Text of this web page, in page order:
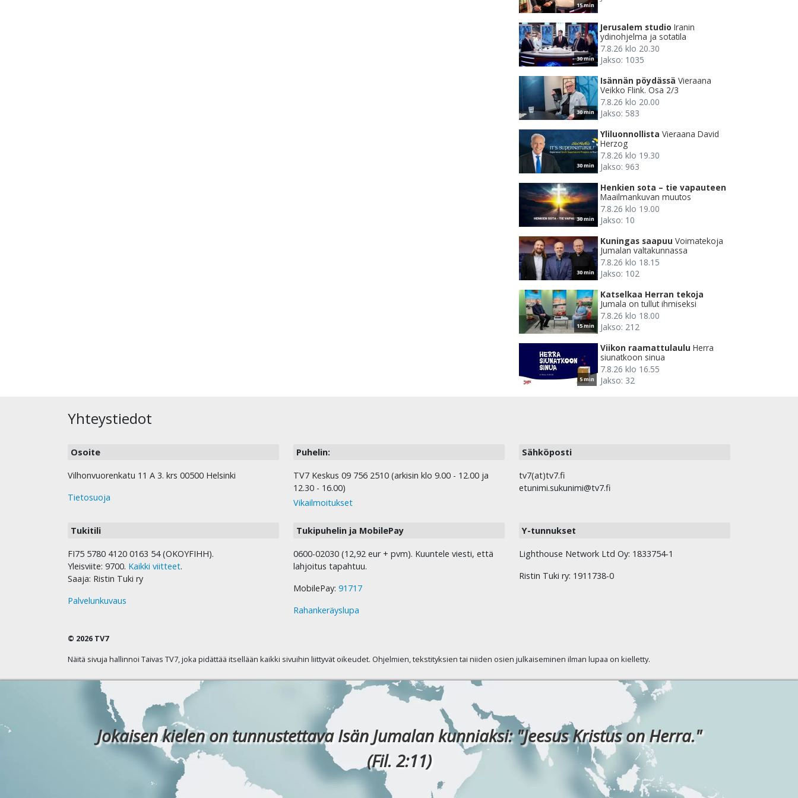
15 min
30 min
Jerusalem studio Iranin
ydinohjelma ja sotatila
7.8.26 klo 20.30
Jakso: 1035
30 min
Isännän pöydässä Vieraana
Veikko Flink. Osa 2/3
7.8.26 klo 20.00
Jakso: 583
30 min
Yliluonnollista Vieraana David
Herzog
7.8.26 klo 19.30
Jakso: 963
30 min
Henkien sota – tie vapauteen
Maailmankuvan muutos
7.8.26 klo 19.00
Jakso: 10
30 min
Kuningas saapuu Voimatekoja
Jumalan valtakunnassa
7.8.26 klo 18.15
Jakso: 102
15 min
Katselkaa Herran tekoja
Jumala on tullut ihmiseksi
7.8.26 klo 18.00
Jakso: 212
5 min
Viikon raamattulaulu Herra
siunatkoon sinua
7.8.26 klo 16.55
Jakso: 32
Yhteystiedot
Osoite
Vilhonvuorenkatu 11 A 3. krs 00500 Helsinki
Tietosuoja
Puhelin:
TV7 Keskus 09 756 2510 (arkisin klo 9.00 - 12.00 ja
12.30 - 16.00)
Vikailmoitukset
Sähköposti
tv7(at)tv7.fi
etunimi.sukunimi@tv7.fi
Tukitili
FI75 5780 4120 0163 54 (OKOYFIHH).
Yleisviite: 9700. Kaikki viitteet.
Saaja: Ristin Tuki ry
Palvelunkuvaus
Tukipuhelin ja MobilePay
0600-02030 (12,92 eur + pvm). Kuuntele viesti, että
lahjoitus tapahtuu.
MobilePay: 91717
Rahankeräyslupa
Y-tunnukset
Lighthouse Network Ltd Oy: 1833754-1
Ristin Tuki ry: 1911738-0
© 2026 TV7
Näitä sivuja hallinnoi Taivas TV7, joka pidättää itsellään kaikki sivuihin liittyvät oikeudet. Ohjelmien, tekstityksien tai niiden osien julkaiseminen ilman lupaa on kielletty.
Jokaisen kielen on tunnustettava Isän Jumalan kunniaksi: "Jeesus Kristus on Herra."
(Fil. 2:11)